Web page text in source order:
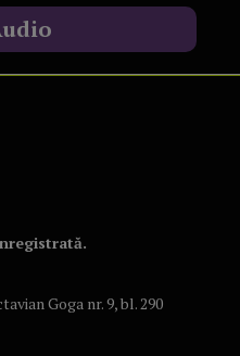
Goga nr. 9, bl. 290